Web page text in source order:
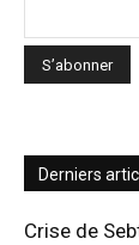
Derniers
Crise de